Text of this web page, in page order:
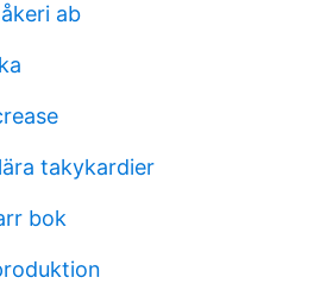
ab
takykardier
bok